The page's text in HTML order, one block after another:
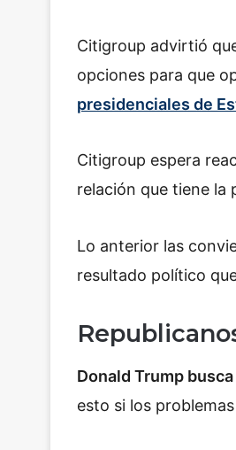
Citigroup advirtió
opciones para que
presidenciales de
Citigroup espera
relación que tiene la
Lo anterior las
resultado político
Donald Trump
esto si los